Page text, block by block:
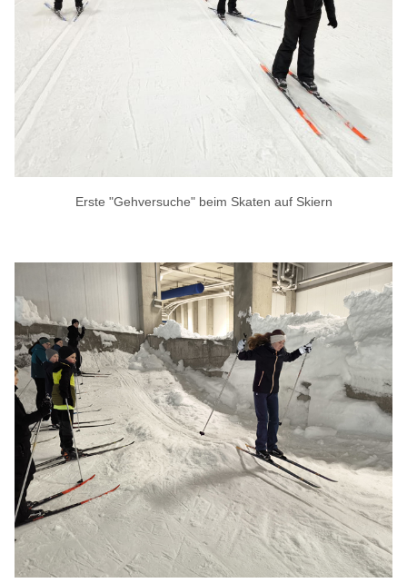
Erste "Gehversuche" beim Skaten auf Skiern